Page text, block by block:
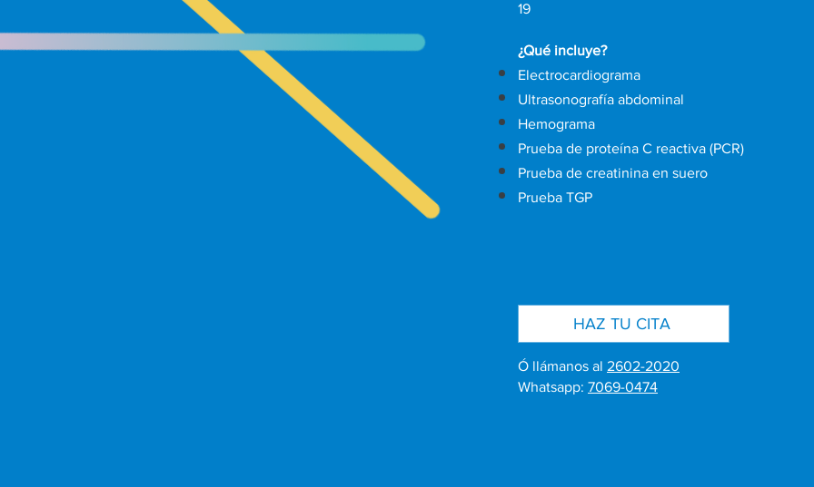
19
¿Qué incluye?
Electrocardiograma
Ultrasonografía abdominal
Hemograma
Prueba de proteína C reactiva (PCR)
Prueba de creatinina en suero
Prueba TGP
HAZ TU CITA
Ó llámanos al 2602-2020
Whatsapp: 7069-0474